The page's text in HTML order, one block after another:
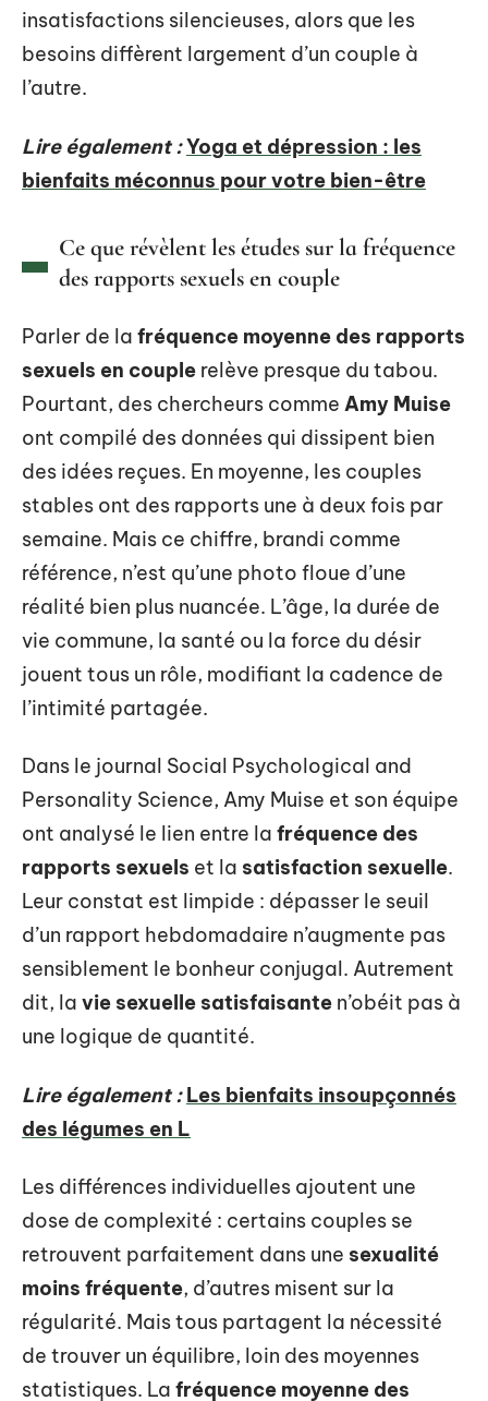
insatisfactions silencieuses, alors que les
besoins diffèrent largement d’un couple à
l’autre.
Lire également :Yoga et dépression : les
bienfaits méconnus pour votre bien-être
Ce que révèlent les études sur la fréquence
des rapports sexuels en couple
Parler de la fréquence moyenne des rapports
sexuels en couple relève presque du tabou.
Pourtant, des chercheurs comme Amy Muise
ont compilé des données qui dissipent bien
des idées reçues. En moyenne, les couples
stables ont des rapports une à deux fois par
semaine. Mais ce chiffre, brandi comme
référence, n’est qu’une photo floue d’une
réalité bien plus nuancée. L’âge, la durée de
vie commune, la santé ou la force du désir
jouent tous un rôle, modifiant la cadence de
l’intimité partagée.
Dans le journal Social Psychological and
Personality Science, Amy Muise et son équipe
ont analysé le lien entre la fréquence des
rapports sexuels et la satisfaction sexuelle.
Leur constat est limpide : dépasser le seuil
d’un rapport hebdomadaire n’augmente pas
sensiblement le bonheur conjugal. Autrement
dit, la vie sexuelle satisfaisante n’obéit pas à
une logique de quantité.
Lire également : Les bienfaits insoupçonnés
des légumes en L
Les différences individuelles ajoutent une
dose de complexité : certains couples se
retrouvent parfaitement dans une sexualité
moins fréquente, d’autres misent sur la
régularité. Mais tous partagent la nécessité
de trouver un équilibre, loin des moyennes
statistiques. La fréquence moyenne des